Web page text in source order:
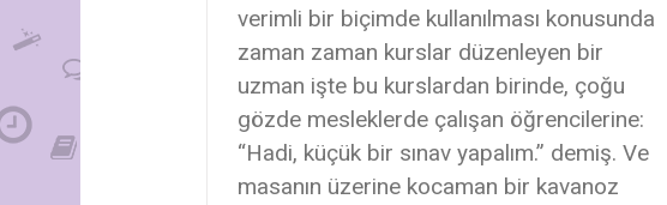
verimli bir biçimde kullanılması konusunda
zaman zaman kurslar düzenleyen bir
uzman işte bu kurslardan birinde, çoğu
gözde mesleklerde çalışan öğrencilerine:
“Hadi, küçük bir sınav yapalım.” demiş. Ve
masanın üzerine kocaman bir kavanoz